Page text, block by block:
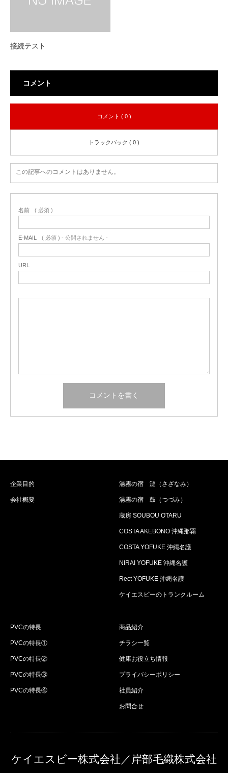
接続テスト
コメント
コメント ( 0 )
トラックバック ( 0 )
この記事へのコメントはありません。
名前 ( 必須 )
E-MAIL ( 必須 ) - 公開されません -
URL
企業目的
会社概要
湯霧の宿 漣（さざなみ）
湯霧の宿 鼓（つづみ）
蔵房 SOUBOU OTARU
COSTA AKEBONO 沖縄那覇
COSTA YOFUKE 沖縄名護
NIRAI YOFUKE 沖縄名護
Rect YOFUKE 沖縄名護
ケイエスビーのトランクルーム
PVCの特長
PVCの特長①
PVCの特長②
PVCの特長③
PVCの特長④
商品紹介
チラシ一覧
健康お役立ち情報
プライバシーポリシー
社員紹介
お問合せ
ケイエスビー株式会社／岸部毛織株式会社